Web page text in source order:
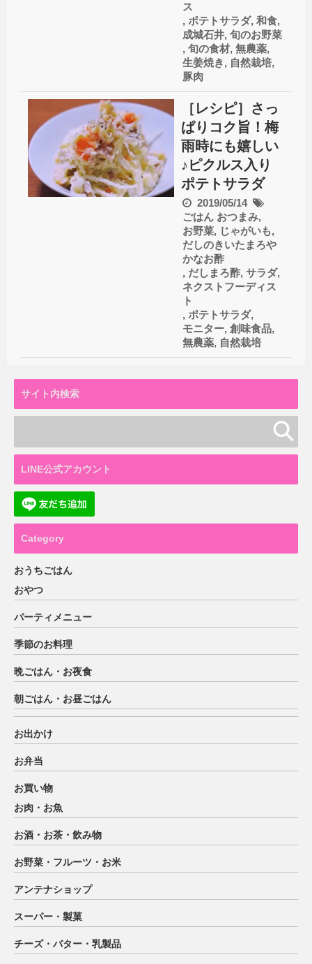
ス
, ポテトサラダ, 和食,
成城石井, 旬のお野菜
, 旬の食材, 無農薬,
生姜焼き, 自然栽培,
豚肉
［レシピ］さっ
ぱりコク旨！梅
雨時にも嬉しい
♪ピクルス入り
ポテトサラダ
2019/05/14
ごはん おつまみ,
お野菜, じゃがいも,
だしのきいたまろや
かなお酢
, だしまろ酢, サラダ,
ネクストフーディス
ト
, ポテトサラダ,
モニター, 創味食品,
無農薬, 自然栽培
サイト内検索
LINE公式アカウント
Category
おうちごはん
おやつ
パーティメニュー
季節のお料理
晩ごはん・お夜食
朝ごはん・お昼ごはん
お出かけ
お弁当
お買い物
お肉・お魚
お酒・お茶・飲み物
お野菜・フルーツ・お米
アンテナショップ
スーパー・製菓
チーズ・バター・乳製品